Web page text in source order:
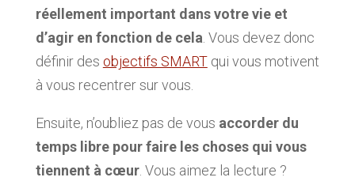
réellement important dans votre vie et
d’agir en fonction de cela. Vous devez donc
définir des objectifs SMARTqui vous motivent
à vous recentrer sur vous.
Ensuite, n’oubliez pas de vous accorder du
temps libre pour faire les choses qui vous
tiennent à cœur. Vous aimez la lecture ?